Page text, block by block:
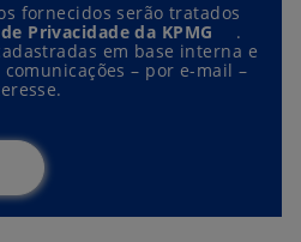
fornecidos serão tratados
Privacidade da KPMG
.
em base interna e
– por e-mail –